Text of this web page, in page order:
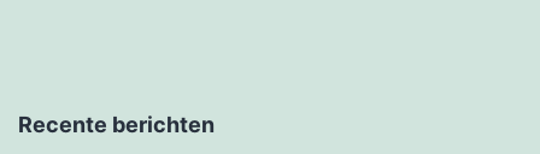
Recente berichten